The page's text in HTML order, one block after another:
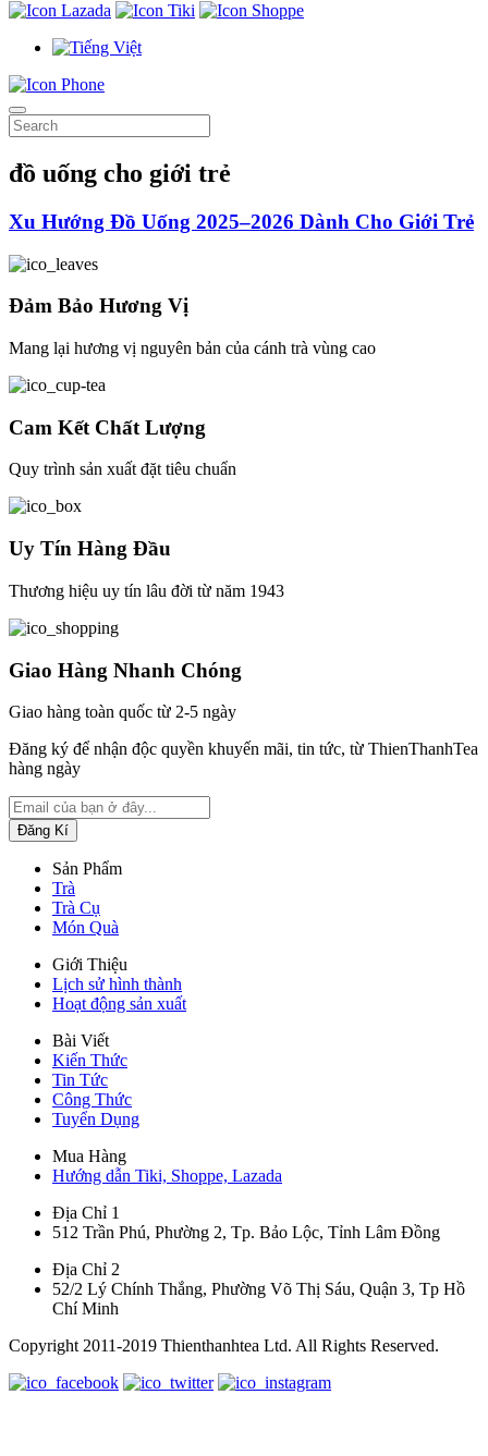
đồ uống cho giới trẻ
Xu Hướng Đồ Uống 2025–2026 Dành Cho Giới Trẻ
Đảm Bảo Hương Vị
Mang lại hương vị nguyên bản của cánh trà vùng cao
Cam Kết Chất Lượng
Quy trình sản xuất đặt tiêu chuẩn
Uy Tín Hàng Đầu
Thương hiệu uy tín lâu đời từ năm 1943
Giao Hàng Nhanh Chóng
Giao hàng toàn quốc từ 2-5 ngày
Đăng ký để nhận độc quyền khuyến mãi, tin tức, từ ThienThanhTea
hàng ngày
Sản Phẩm
Trà
Trà Cụ
Món Quà
Giới Thiệu
Lịch sử hình thành
Hoạt động sản xuất
Bài Viết
Kiến Thức
Tin Tức
Công Thức
Tuyển Dụng
Mua Hàng
Hướng dẫn Tiki, Shoppe, Lazada
Địa Chỉ 1
512 Trần Phú, Phường 2, Tp. Bảo Lộc, Tỉnh Lâm Đồng
Địa Chỉ 2
52/2 Lý Chính Thắng, Phường Võ Thị Sáu, Quận 3, Tp Hồ
Chí Minh
Copyright 2011-2019 Thienthanhtea Ltd. All Rights Reserved.